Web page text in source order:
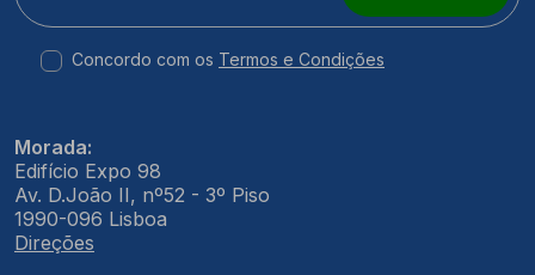
Concordo com os Termos e Condições
Morada:
Edifício Expo 98
Av. D.João II, nº52 - 3º Piso
1990-096 Lisboa
Direções